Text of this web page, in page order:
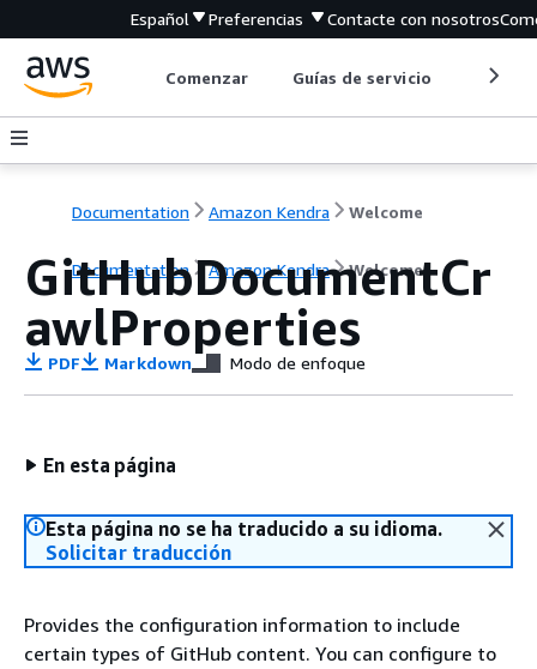
Español Preferencias Contacte con nosotros
Comenzar Guías de servicio
Documentation Amazon Kendra Welcome
Documentation Amazon Kendra Welcome
GitHubDocumentCr
awlProperties
PDF Markdown Modo de enfoque
En esta página
Esta página no se ha traducido a su idioma.
Solicitar traducción
Provides the configuration information to include
certain types of GitHub content. You can configure to